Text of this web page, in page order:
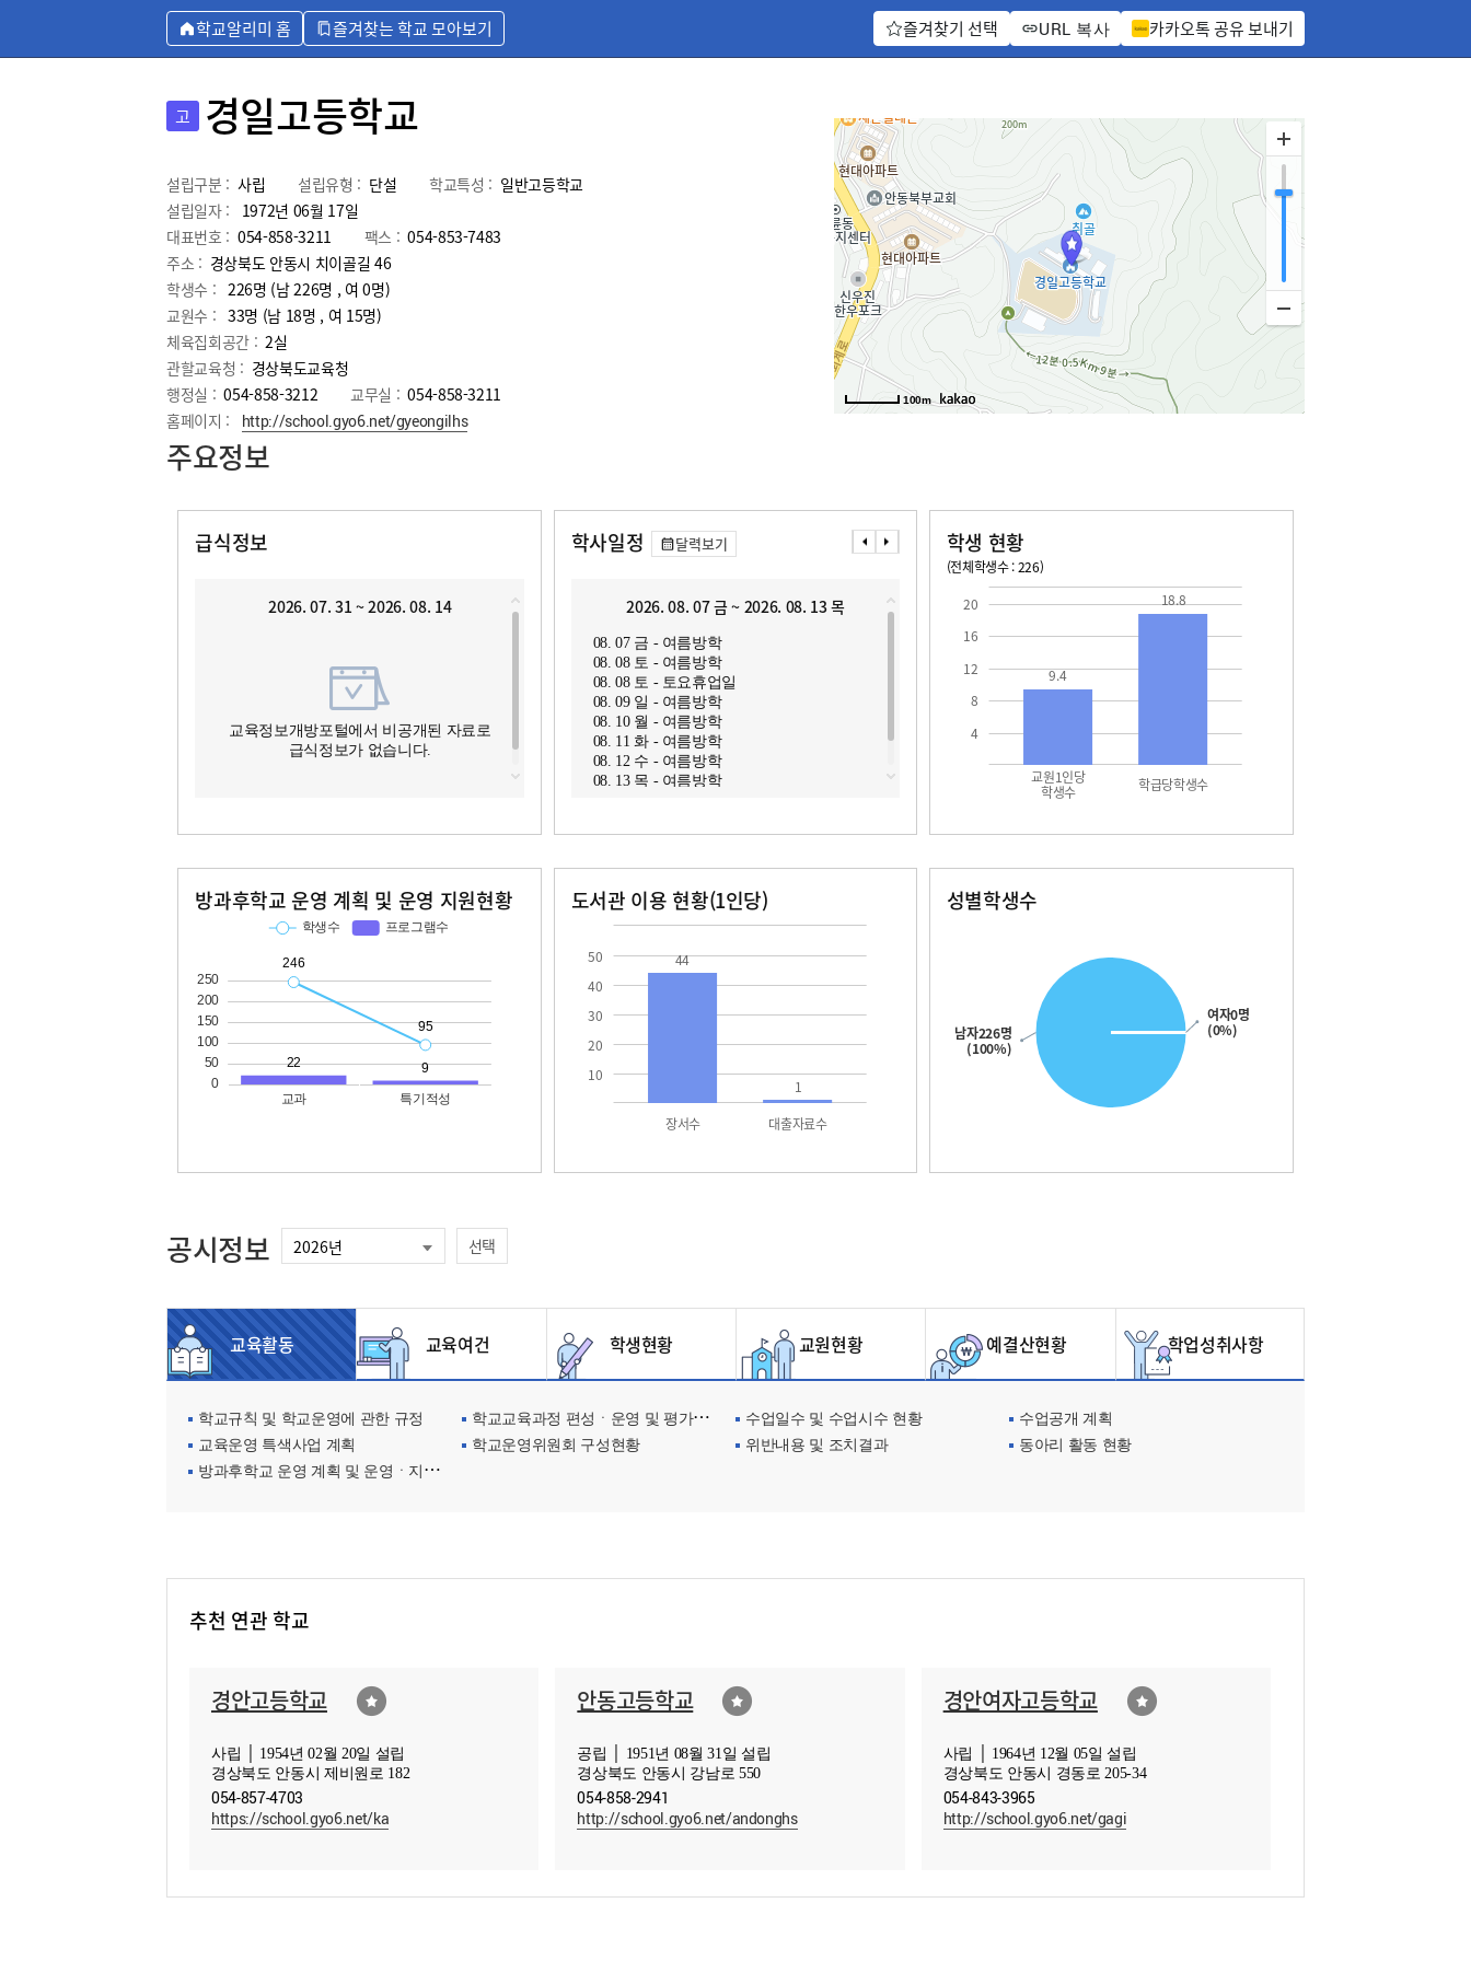
학교알리미 홈 즐겨찾는 학교 모아보기 즐겨찾기 선택 URL 복사 카카오톡 공유 보내기
고 경일고등학교
설립구분 : 사립 설립유형 : 단설 학교특성 : 일반고등학교
설립일자 :
1972년 06월 17일
대표번호 : 054-858-3211 팩스 : 054-853-7483
주소 : 경상북도 안동시 치이골길 46
학생수 : 226명 (남 226명 , 여 0명)
교원수 : 33명 (남 18명 , 여 15명)
체육집회공간 : 2실
관할교육청 : 경상북도교육청
행정실 : 054-858-3212 교무실 : 054-858-3211
홈페이지 :
http://school.gyo6.net/gyeongilhs
100m
주요정보
급식정보
2026. 07. 31 ~ 2026. 08. 14
교육정보개방포털에서 비공개된 자료로
급식정보가 없습니다.
학사일정 달력보기
2026. 08. 07 금 ~ 2026. 08. 13 목
08. 07 금 - 여름방학
08. 08 토 - 여름방학
08. 08 토 - 토요휴업일
08. 09 일 - 여름방학
08. 10 월 - 여름방학
08. 11 화 - 여름방학
08. 12 수 - 여름방학
08. 13 목 - 여름방학
2026. 08. 14 금 ~ 2026. 08. 20 목
08. 14 금 - 여름방학
08. 15 토 - 여름방학
08. 16 일 - 여름방학
08. 17 월 - 대체공휴일
08. 18 화 - 개학
학생 현황
(전체학생수 : 226)
4
8
12
16
20
교원1인당
학생수 학급당학생수
9.4
18.8
방과후학교 운영 계획 및 운영 지원현황 도서관 이용 현황(1인당)
10
20
30
40
50
장서수 대출자료수
44
1
성별학생수
남자226명
(100%)
여자0명
(0%)
공시정보 선택
교육활동 교육여건 학생현황 교원현황 예결산현황 학업성취사항
학교규칙 및 학교운영에 관한 규정 학교교육과정 편성ㆍ운영 및 평가에 관한 사항 수업일수 및 수업시수 현황
수업공개 계획
교육운영 특색사업 계획
학교운영위원회 구성현황 위반내용 및 조치결과
동아리 활동 현황
방과후학교 운영 계획 및 운영ㆍ지원현황
추천 연관 학교
경안고등학교
사립 │ 1954년 02월 20일 설립
경상북도 안동시 제비원로 182
054-857-4703
https://school.gyo6.net/ka
안동고등학교
공립 │ 1951년 08월 31일 설립
경상북도 안동시 강남로 550
054-858-2941
http://school.gyo6.net/andonghs
경안여자고등학교
사립 │ 1964년 12월 05일 설립
경상북도 안동시 경동로 205-34
054-843-3965
http://school.gyo6.net/gagi